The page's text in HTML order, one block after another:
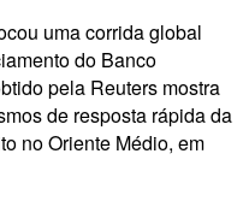
uma corrida global
do Banco
pela Reuters mostra
de resposta rápida da
no Oriente Médio, em